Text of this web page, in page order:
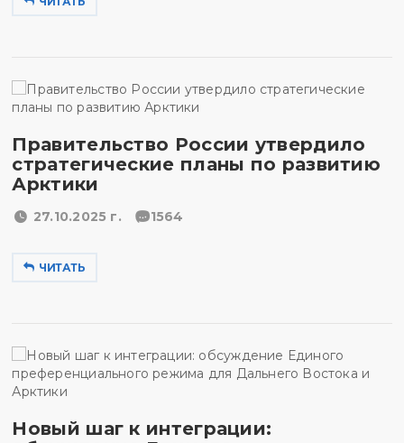
Правительство России утвердило
стратегические планы по развитию
Арктики
27.10.2025 г. 1564
ЧИТАТЬ
Новый шаг к интеграции: